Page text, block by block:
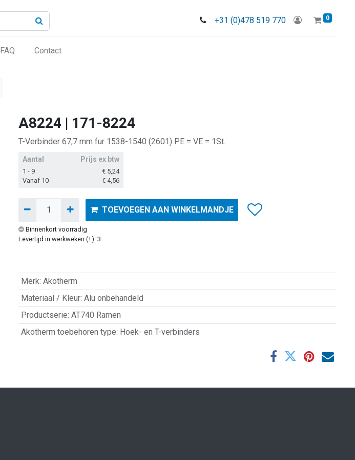
+31 (0)478 519 770 0
FAQ Contact
A8224 | 171-8224
T-Verbinder 67,7 mm fur 1538-1540 (2601) PE = VE = 1St.
Aantal Prijs ex btw
1 - 9 € 5,24
Vanaf 10
€ 4,56
TOEVOEGEN AAN WINKELMANDJE
Binnenkort voorradig
Levertijd in werkweken (±): 3
Merk: Akotherm
Materiaal / Kleur: Alu onbehandeld
Productserie: AT740 Ramen
Akotherm toebehoren type: Hoek- en T-verbinders